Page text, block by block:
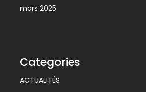
mars 2025
Categories
ACTUALITÉS